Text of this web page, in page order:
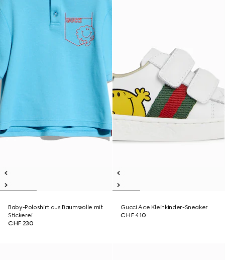
Baby-Poloshirt aus Baumwolle mit
Stickerei
CHF 230
Gucci Ace Kleinkinder-Sneaker
CHF 410